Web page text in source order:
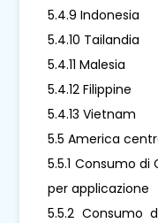
5.4.9 Indonesia
5.4.10 Tailandia
5.4.11 Malesia
5.4.12 Filippine
5.4.13 Vietnam
5.5 America
5.5.1 Consumo di
per applicazione
5.5.2 Consumo